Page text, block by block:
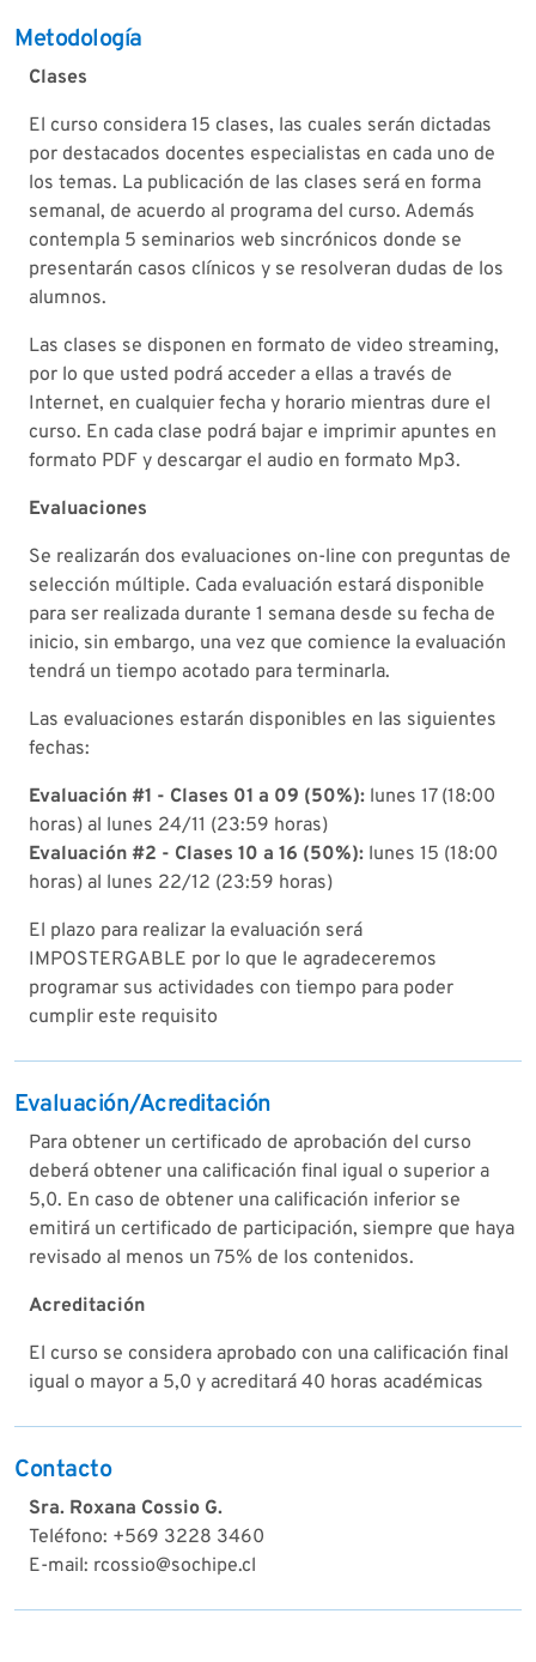
Metodología
Clases
El curso considera 15 clases, las cuales serán dictadas
por destacados docentes especialistas en cada uno de
los temas. La publicación de las clases será en forma
semanal, de acuerdo al programa del curso. Además
contempla 5 seminarios web sincrónicos donde se
presentarán casos clínicos y se resolveran dudas de los
alumnos.
Las clases se disponen en formato de video streaming,
por lo que usted podrá acceder a ellas a través de
Internet, en cualquier fecha y horario mientras dure el
curso. En cada clase podrá bajar e imprimir apuntes en
formato PDF y descargar el audio en formato Mp3.
Evaluaciones
Se realizarán dos evaluaciones on-line con preguntas de
selección múltiple. Cada evaluación estará disponible
para ser realizada durante 1 semana desde su fecha de
inicio, sin embargo, una vez que comience la evaluación
tendrá un tiempo acotado para terminarla.
Las evaluaciones estarán disponibles en las siguientes
fechas:
Evaluación #1 - Clases 01 a 09 (50%): lunes 17 (18:00
horas) al lunes 24/11 (23:59 horas)
Evaluación #2 - Clases 10 a 16 (50%): lunes 15 (18:00
horas) al lunes 22/12 (23:59 horas)
El plazo para realizar la evaluación será
IMPOSTERGABLE por lo que le agradeceremos
programar sus actividades con tiempo para poder
cumplir este requisito
Evaluación/Acreditación
Para obtener un certificado de aprobación del curso
deberá obtener una calificación final igual o superior a
5,0. En caso de obtener una calificación inferior se
emitirá un certificado de participación, siempre que haya
revisado al menos un 75% de los contenidos.
Acreditación
El curso se considera aprobado con una calificación final
igual o mayor a 5,0 y acreditará 40 horas académicas
Contacto
Sra. Roxana Cossio G.
Teléfono: +569 3228 3460
E-mail: rcossio@sochipe.cl